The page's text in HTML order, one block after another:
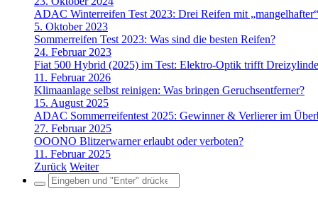
ADAC Winterreifen Test 2023: Drei Reifen mit
5. Oktober 2023
Sommerreifen Test 2023: Was sind die besten Reifen?
24. Februar 2023
Fiat 500 Hybrid (2025) im Test: Elektro-Optik trifft
11. Februar 2026
Klimaanlage selbst reinigen: Was bringen Geruchsentferner?
15. August 2025
ADAC Sommerreifentest 2025: Gewinner & Verlierer im
27. Februar 2025
OOONO Blitzerwarner erlaubt oder verboten?
11. Februar 2025
Zurück Weiter
Search
for: